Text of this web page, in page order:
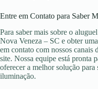
Entre em Contato para Saber
Para saber mais sobre o
Nova Veneza – SC e obter
em contato com nossos canais
site. Nossa equipe está pronta
oferecer a melhor solução para
iluminação.